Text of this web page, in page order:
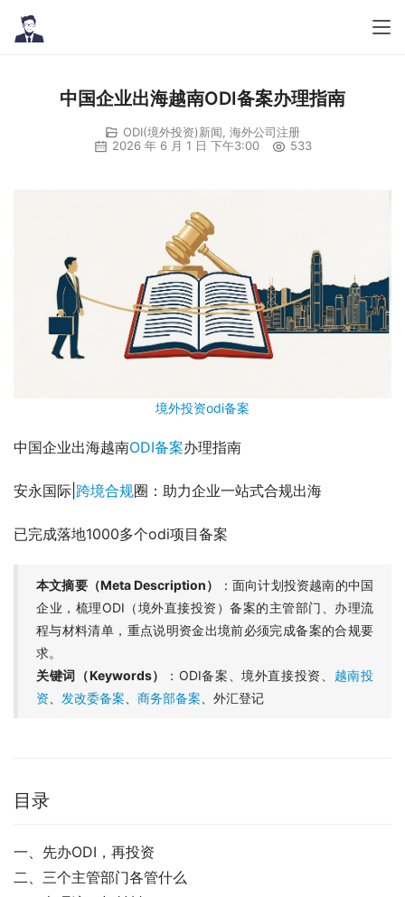
中国企业出海越南ODI备案办理指南
ODI(境外投资)新闻 海外公司注册
2026 年 6 月 1 日 下午3:00
533
境外投资odi备案
中国企业出海越南ODI备案办理指南
安永国际| 跨境合规圈：助力企业一站式合规出海
已完成落地1000多个odi项目备案
本文摘要（Meta Description）
：面向计划投资越南的中国
企业，梳理ODI（境外直接投资）备案的主管部门、办理流
程与材料清单，重点说明资金出境前必须完成备案的合规要
求。
关键词（Keywords）
：ODI备案、境外直接投资、 越南投
资
发改委备案 商务部备案 、外汇登记
目录
一、先办ODI，再投资
二、三个主管部门各管什么